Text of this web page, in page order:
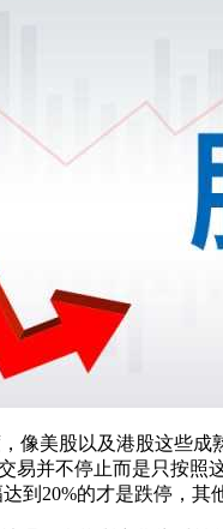
美股以及港股这些成
易并不停止而是只按
到20%的才是跌停，其